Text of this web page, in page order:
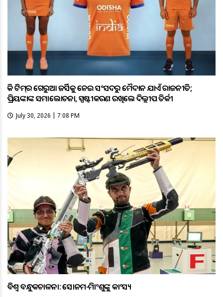
ହକି ଟିମ୍‌ର ଗେରୁଆ ଜର୍ସିକୁ ନେଇ ସଂସଦରୁ ମୈଦାନ ଯାଏଁ ରାଜନୀତି;
ପ୍ରିୟଙ୍କାଙ୍କ ସମାଲୋଚନା, ସ୍ପଷ୍ଟୀକରଣ ରଖିଲେ ଦିଲ୍ଲୀପ ତିର୍କୀ
July 30, 2026 | 7:08 PM
ବିଶ୍ବ ବନ୍ଧୁକଚାଳନା: ସୋନମ-ହିମାଂଶୁଙ୍କୁ କାଂସ୍ୟ